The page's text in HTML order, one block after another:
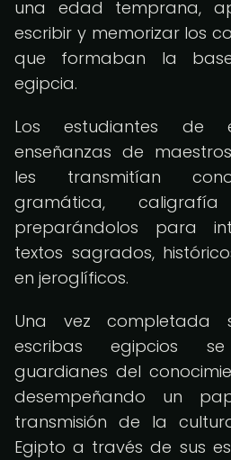
una edad temprana,
escribir y memorizar los
que formaban la
egipcia.
Los estudiantes de
enseñanzas de
les transmitían
gramática,
preparándolos para
textos sagrados,
en jeroglíficos.
Una vez completada
escribas egipcios
guardianes del
desempeñando un
transmisión de la
Egipto a través de sus